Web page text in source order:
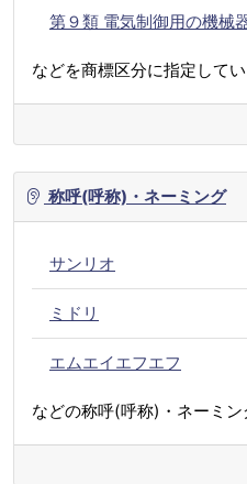
第９類 電気制御用の機械
などを商標区分に指定してい
称呼(呼称)・ネーミング
サンリオ
ミドリ
エムエイエフエフ
などの称呼(呼称)・ネーミン